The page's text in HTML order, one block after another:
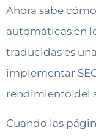
Ahora sabe
automáticas en
traducidas es
implementar
rendimiento del
Cuando las